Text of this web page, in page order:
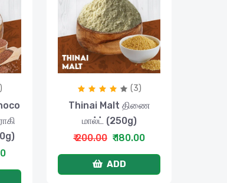
(3)
Thinai Malt திணை
மால்ட் (250g)
₹ 200.00 ₹ 180.00
ADD